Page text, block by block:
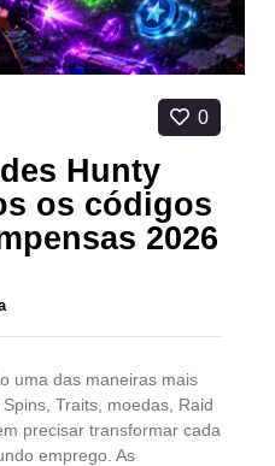
0
Hunty
os códigos
2026
uma das maneiras mais
Traits, moedas, Raid
precisar transformar cada
emprego. As